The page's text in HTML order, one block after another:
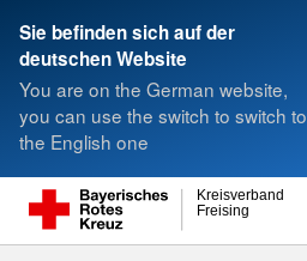
Sie befinden sich auf der
deutschen Website
You are on the German website,
you can use the switch to switch to
the English one
Freising
Kreisverband
Suche
Der KV Freising